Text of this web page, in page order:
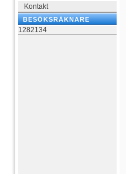
Kontakt
BESÖKSRÄKNARE
1282134